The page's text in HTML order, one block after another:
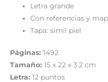
Letra grande
Con referencias y
Tapa: simil piel
Páginas: 1492
Tamaño: 15 x 22 x 3.2 cm
Letra: 12 puntos